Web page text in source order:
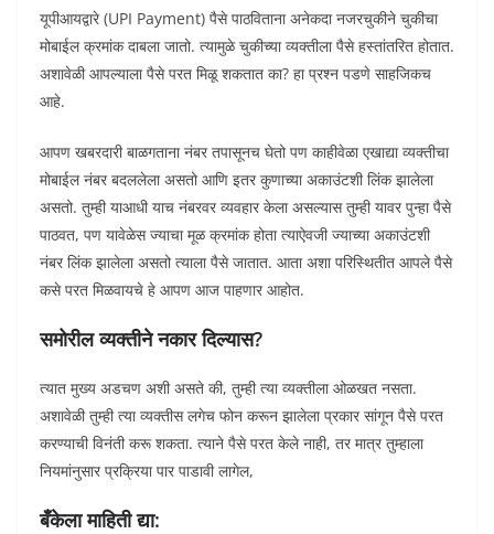
यूपीआयद्वारे (UPI Payment) पैसे पाठविताना अनेकदा नजरचुकीने चुकीचा
मोबाईल क्रमांक दाबला जातो. त्यामुळे चुकीच्या व्यक्तीला पैसे हस्तांतरित होतात.
अशावेळी आपल्याला पैसे परत मिळू शकतात का? हा प्रश्न पडणे साहजिकच
आहे.
आपण खबरदारी बाळगताना नंबर तपासूनच घेतो पण काहीवेळा एखाद्या व्यक्तीचा
मोबाईल नंबर बदललेला असतो आणि इतर कुणाच्या अकाउंटशी लिंक झालेला
असतो. तुम्ही याआधी याच नंबरवर व्यवहार केला असल्यास तुम्ही यावर पुन्हा पैसे
पाठवत, पण यावेळेस ज्याचा मूळ क्रमांक होता त्याऐवजी ज्याच्या अकाउंटशी
नंबर लिंक झालेला असतो त्याला पैसे जातात. आता अशा परिस्थितीत आपले पैसे
कसे परत मिळवायचे हे आपण आज पाहणार आहोत.
समोरील व्यक्तीने नकार दिल्यास?
त्यात मुख्य अडचण अशी असते की, तुम्ही त्या व्यक्तीला ओळखत नसता.
अशावेळी तुम्ही त्या व्यक्तीस लगेच फोन करून झालेला प्रकार सांगून पैसे परत
करण्याची विनंती करू शकता. त्याने पैसे परत केले नाही, तर मात्र तुम्हाला
नियमांनुसार प्रक्रिया पार पाडावी लागेल,
बँकेला माहिती द्या: